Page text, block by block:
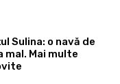
Sulina: o navă de
mal. Mai multe